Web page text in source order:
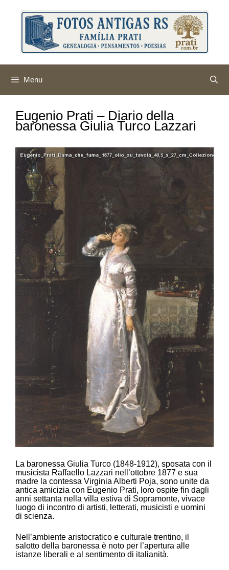
conteúdo
Menu
Eugenio Prati – Diario della
baronessa Giulia Turco Lazzari
La baronessa Giulia Turco (1848-1912), sposata con il
musicista Raffaello Lazzari nell’ottobre 1877 e sua
madre la contessa Virginia Alberti Poja, sono unite da
antica amicizia con Eugenio Prati, loro ospite fin dagli
anni settanta nella villa estiva di Sopramonte, vivace
luogo di incontro di artisti, letterati, musicisti e uomini
di scienza.
Nell’ambiente aristocratico e culturale trentino, il
salotto della baronessa è noto per l’apertura alle
istanze liberali e al sentimento di italianità.